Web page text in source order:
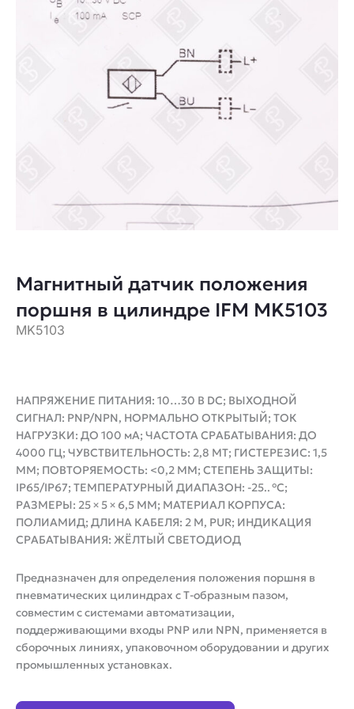
Магнитный датчик положения
поршня в цилиндре IFM MK5103
MK5103
НАПРЯЖЕНИЕ ПИТАНИЯ: 10…30 В DC; ВЫХОДНОЙ
СИГНАЛ: PNP/NPN, НОРМАЛЬНО ОТКРЫТЫЙ; ТОК
НАГРУЗКИ: ДО 100 мА; ЧАСТОТА СРАБАТЫВАНИЯ: ДО
4000 ГЦ; ЧУВСТВИТЕЛЬНОСТЬ: 2,8 МТ; ГИСТЕРЕЗИС: 1,5
ММ; ПОВТОРЯЕМОСТЬ: <0,2 ММ; СТЕПЕНЬ ЗАЩИТЫ:
IP65/IP67; ТЕМПЕРАТУРНЫЙ ДИАПАЗОН: -25.. °C;
РАЗМЕРЫ: 25 × 5 × 6,5 ММ; МАТЕРИАЛ КОРПУСА:
ПОЛИАМИД; ДЛИНА КАБЕЛЯ: 2 М, PUR; ИНДИКАЦИЯ
СРАБАТЫВАНИЯ: ЖЁЛТЫЙ СВЕТОДИОД
Предназначен для определения положения поршня в
пневматических цилиндрах с Т-образным пазом,
совместим с системами автоматизации,
поддерживающими входы PNP или NPN, применяется в
сборочных линиях, упаковочном оборудовании и других
промышленных установках.